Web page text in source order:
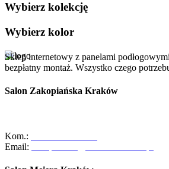
Wybierz kolekcję
Wybierz kolor
Sklep internetowy z panelami
bezpłatny montaż. Wszystko czego
Salon Zakopiańska Kraków
Kom.:
Email: